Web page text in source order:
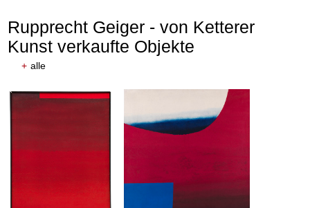
Rupprecht Geiger - von Ketterer
Kunst verkaufte Objekte
+ alle